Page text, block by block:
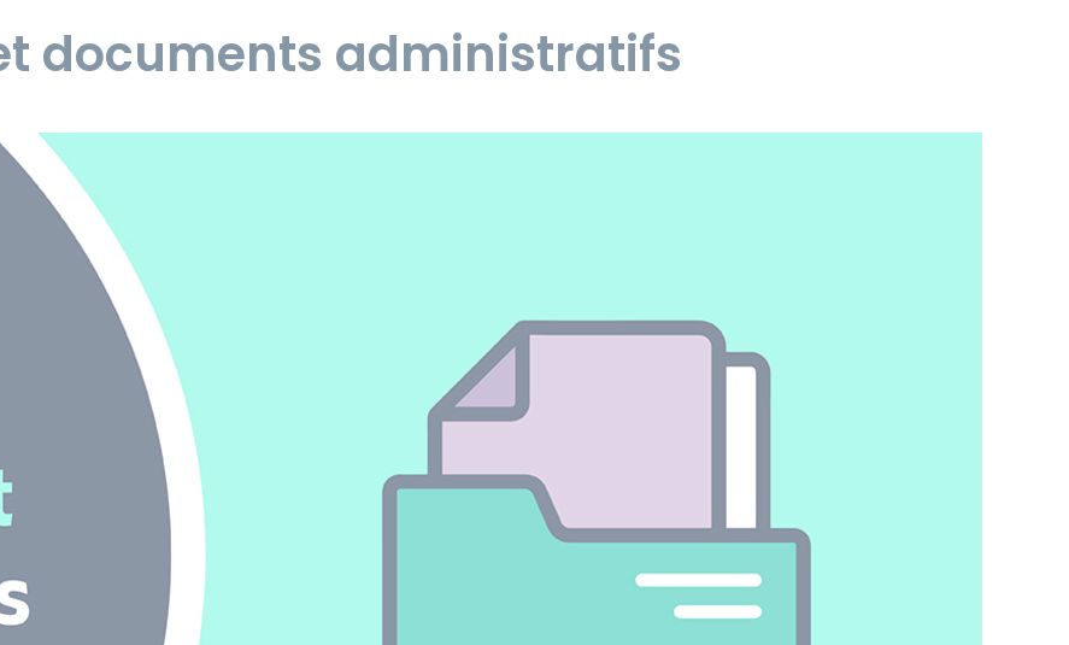
documents administratifs